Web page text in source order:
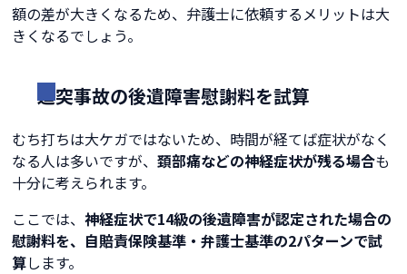
額の差が大きくなるため、弁護士に依頼するメリットは大
きくなるでしょう。
追突事故の後遺障害慰謝料を試算
むち打ちは大ケガではないため、時間が経てば症状がなく
なる人は多いですが、頚部痛などの神経症状が残る場合も
十分に考えられます。
ここでは、神経症状で14級の後遺障害が認定された場合の
慰謝料を、自賠責保険基準・弁護士基準の2パターンで試
算します。